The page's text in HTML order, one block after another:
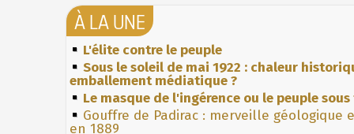
À LA UNE
L'élite contre le peuple
Sous le soleil de mai 1922 : chaleur
emballement médiatique ?
Le masque de l'ingérence ou le peuple
Gouffre de Padirac : merveille géologique
en 1889